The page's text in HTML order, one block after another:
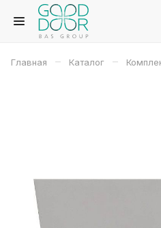
Главная – Каталог –